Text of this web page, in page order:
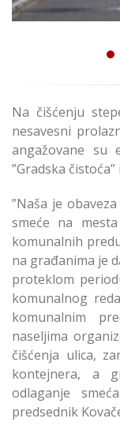
Na čišćenju
nesavesni
angažovane su
”Gradska čistoća”
”Naša je
smeće na
komunalnih
na građanima je
proteklom
komunalnog
komunalnim
naseljima
čišćenja ulica,
kontejnera, a
odlaganje
predsednik